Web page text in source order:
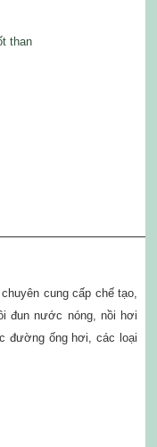
than
cung cấp chế tạo,
đun nước nóng, nồi hơi
đường ống hơi, các loại